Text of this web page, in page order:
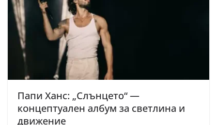
Папи Ханс: „Слънцето“ —
концептуален албум за светлина и
движение